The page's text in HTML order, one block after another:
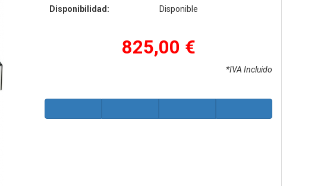
Disponibilidad: Disponible
825,00 €
*IVA Incluido